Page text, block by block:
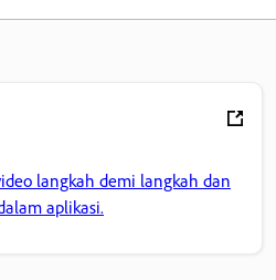
langkah demi langkah dan
aplikasi.